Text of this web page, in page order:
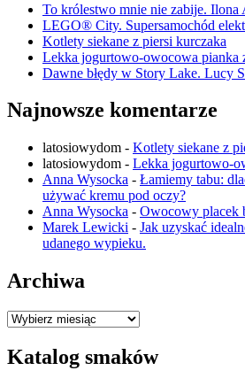
To królestwo mnie nie zabije. Ilona
LEGO® City. Supersamochód
Kotlety siekane z piersi kurczaka
Lekka jogurtowo-owocowa pianka
Dawne błędy w Story Lake. Lucy
Najnowsze komentarze
latosiowydom - Kotlety siekane z
latosiowydom - Lekka jogurtowo-
Anna Wysocka - Łamiemy tabu:
używać kremu pod oczy?
Anna Wysocka - Owocowy placek
Marek Lewicki - Jak uzyskać
udanego wypieku.
Archiwa
Archiwa
Katalog smaków